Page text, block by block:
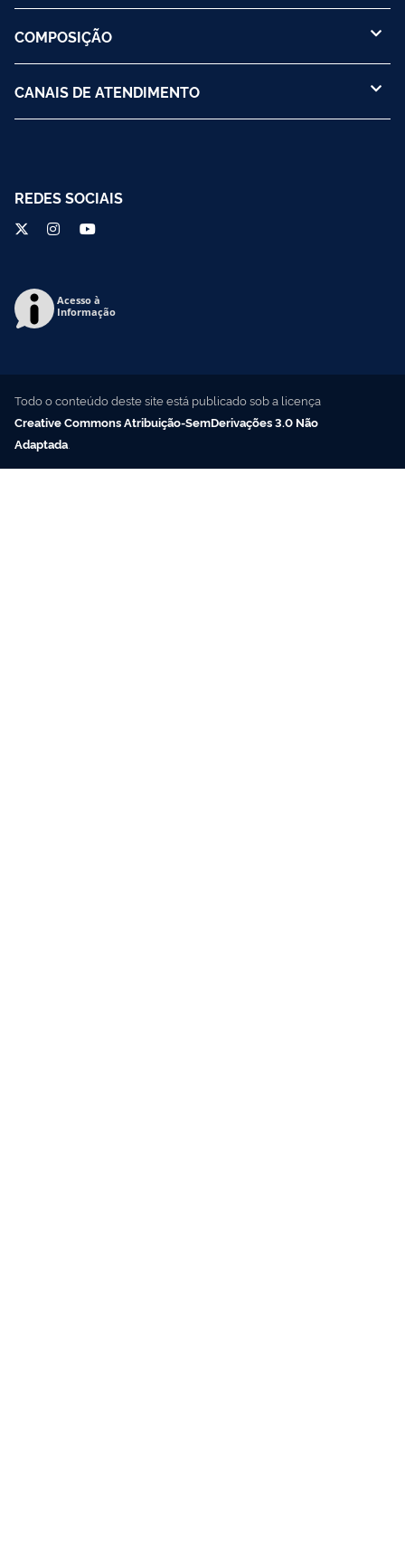
COMPOSIÇÃO
CANAIS DE ATENDIMENTO
REDES SOCIAIS
Acesso à
Informação
Todo o conteúdo deste site está publicado sob a licença
Creative Commons Atribuição-SemDerivações 3.0 Não
Adaptada